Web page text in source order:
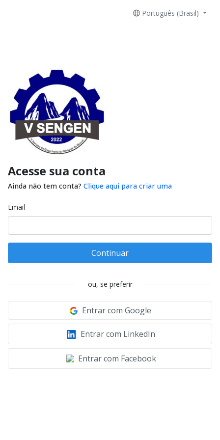
Português (Brasil)
Acesse sua conta
Ainda não tem conta? Clique aqui para criar uma
Email
Continuar
ou, se preferir
Entrar com Google
Entrar com LinkedIn
Entrar com Facebook